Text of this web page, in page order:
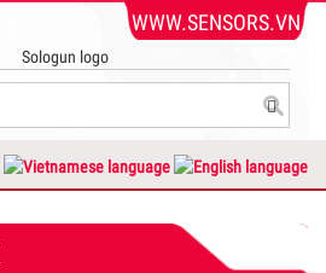
WWW.SENSORS.VN